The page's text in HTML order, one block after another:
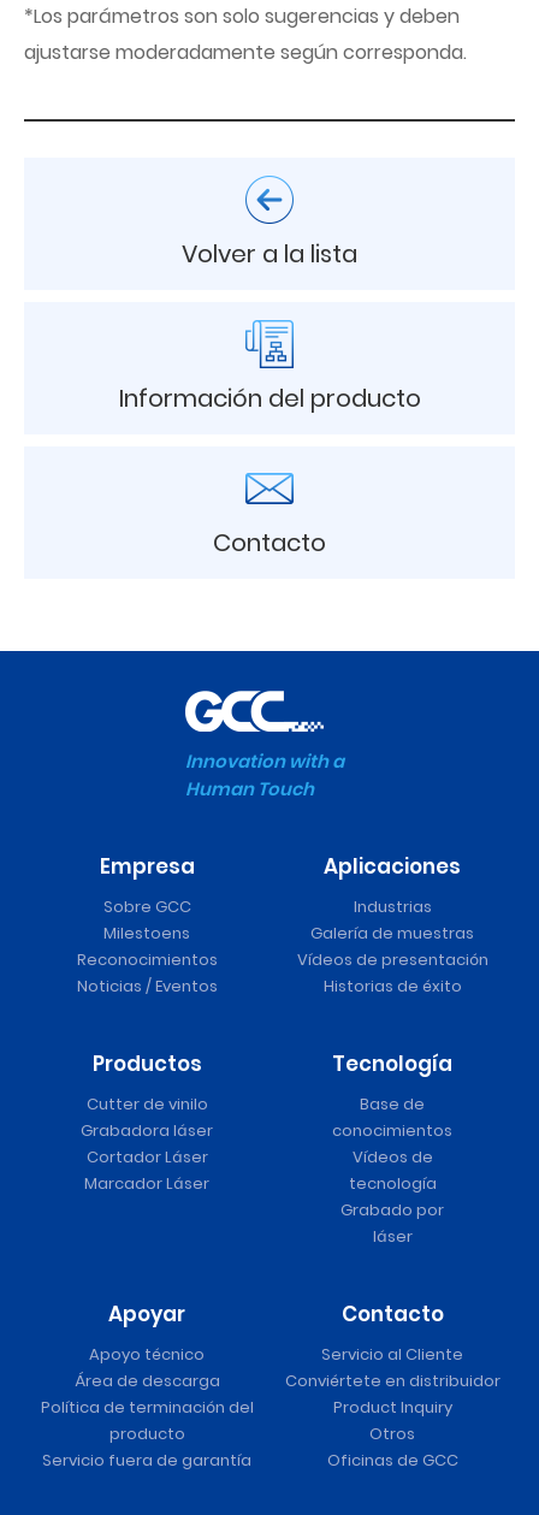
*Los parámetros son solo sugerencias y deben
ajustarse moderadamente según corresponda.
Volver a la lista
Información del producto
Contacto
Innovation with a
Human Touch
Empresa
Sobre GCC
Milestoens
Reconocimientos
Noticias / Eventos
Aplicaciones
Industrias
Galería de muestras
Vídeos de presentación
Historias de éxito
Productos
Cutter de vinilo
Grabadora láser
Cortador Láser
Marcador Láser
Tecnología
Base de
conocimientos
Vídeos de
tecnología
Grabado por
láser
Apoyar
Apoyo técnico
Área de descarga
Política de terminación del
producto
Servicio fuera de garantía
Contacto
Servicio al Cliente
Conviértete en distribuidor
Product Inquiry
Otros
Oficinas de GCC